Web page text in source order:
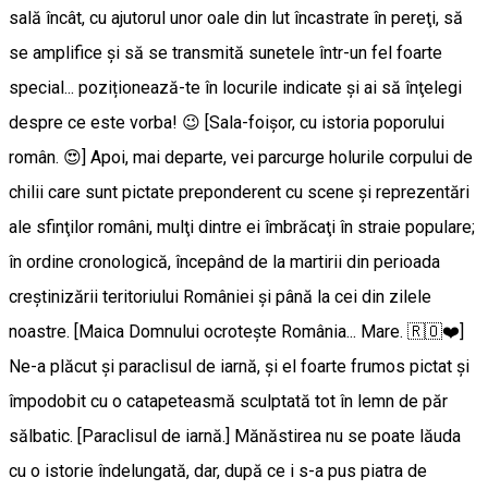
sală încât, cu ajutorul unor oale din lut încastrate în pereţi, să
se amplifice şi să se transmită sunetele într-un fel foarte
special... poziționează-te în locurile indicate şi ai să înţelegi
despre ce este vorba! 😉 [Sala-foişor, cu istoria poporului
român. 😍] Apoi, mai departe, vei parcurge holurile corpului de
chilii care sunt pictate preponderent cu scene şi reprezentări
ale sfinţilor români, mulţi dintre ei îmbrăcaţi în straie populare;
în ordine cronologică, începând de la martirii din perioada
creştinizării teritoriului României şi până la cei din zilele
noastre. [Maica Domnului ocroteşte România... Mare. 🇷🇴❤️]
Ne-a plăcut şi paraclisul de iarnă, şi el foarte frumos pictat şi
împodobit cu o catapeteasmă sculptată tot în lemn de păr
sălbatic. [Paraclisul de iarnă.] Mănăstirea nu se poate lăuda
cu o istorie îndelungată, dar, după ce i s-a pus piatra de